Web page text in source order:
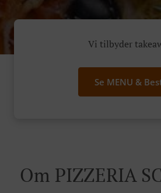
Vi tilbyder
Se MENU &
Om PIZZERIA